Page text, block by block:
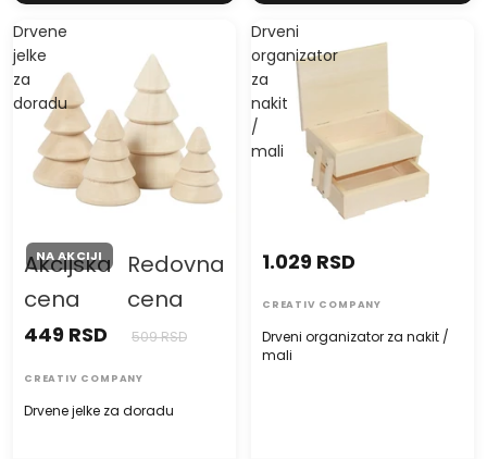
Drvene
jelke
za
doradu
NA AKCIJI
Drvene jelke za doradu
Akcijska
cena
449 RSD
Redovna
cena
509 RSD
CREATIV COMPANY
Drveni
organizator
za
nakit
/
mali
Drveni organizator za nakit /
mali
1.029 RSD
CREATIV COMPANY